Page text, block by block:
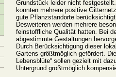
Grundstück leider nicht
konnten mehrere positive
gute Pflanzstandorte
Desweiteren werden mehrere
feinstoffliche Qualität hatten. Bei
abgestimmte Gestaltungen
Durch Berücksichtigung dieser
Gartens größtmöglich gefördert.
Lebensblüte“ sollen gezielt mit
Untergrund größtmöglich